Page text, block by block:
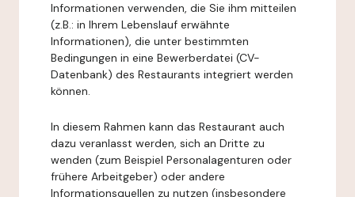
Informationen verwenden, die Sie ihm mitteilen
(z.B.: in Ihrem Lebenslauf erwähnte
Informationen), die unter bestimmten
Bedingungen in eine Bewerberdatei (CV-
Datenbank) des Restaurants integriert werden
können.
In diesem Rahmen kann das Restaurant auch
dazu veranlasst werden, sich an Dritte zu
wenden (zum Beispiel Personalagenturen oder
frühere Arbeitgeber) oder andere
Informationsquellen zu nutzen (insbesondere